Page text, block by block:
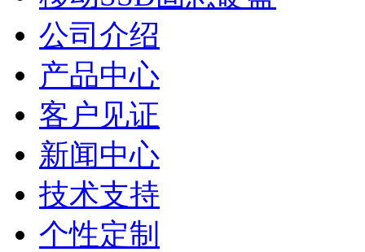
公司介绍
产品中心
客户见证
新闻中心
技术支持
个性定制